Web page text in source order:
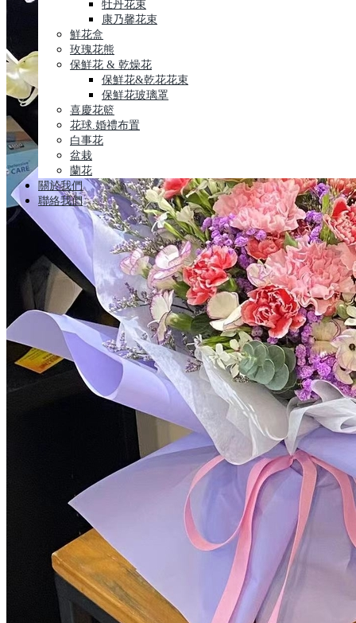
牡丹花束
康乃馨花束
鮮花盒
玫瑰花熊
保鮮花 & 乾燥花
保鮮花&乾花花束
保鮮花玻璃罩
喜慶花籃
花球.婚禮布置
白事花
盆栽
蘭花
關於我們
聯絡我們